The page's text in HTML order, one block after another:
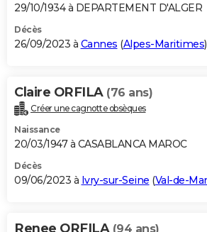
29/10/1934 à DEPARTEMENT D'ALGER
Décès
26/09/2023 à Cannes (Alpes-Maritimes)
Claire ORFILA (76 ans)
Créer une cagnotte obsèques
Naissance
20/03/1947 à CASABLANCA MAROC
Décès
09/06/2023 à Ivry-sur-Seine (Val-de-
Renee ORFILA (94 ans)